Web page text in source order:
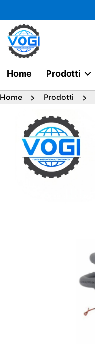
al
contenuto
Home Prodotti
Home Prodotti